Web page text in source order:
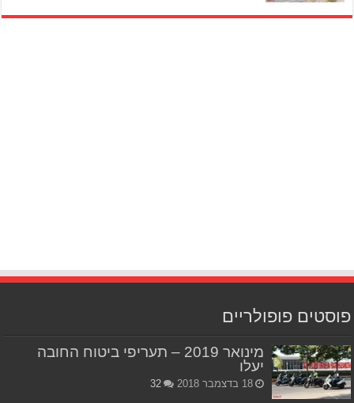
פוסטים פופולריים
מינואר 2019 – תעריפי ביטוח החובה
יעלו
18 בדצמבר 2018 32